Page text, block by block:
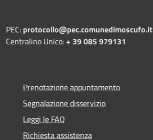
PEC: protocollo@pec.comunedimoscufo.it
Centralino Unico:+ 39 085 979131
Prenotazione appuntamento
Segnalazione disservizio
Leggi le FAQ
Richiesta assistenza